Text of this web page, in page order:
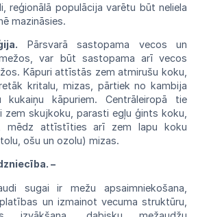
reģionālā populācija varētu būt neliela
mazināsies.
Pārsvarā sastopama vecos un
var būt sastopama arī vecos
Kāpuri attīstās zem atmirušu koku,
kritalu, mizas, pārtieknokambija
kukaiņukāpuriem.Centrāleiropā tie
zem skujkoku, parasti egļu ģints koku,
mēdz attīstītiesarī zemlapu koku
ošu un ozolu) mizas.
–
sugai ir mežuapsaimniekošana,
platības un izmainot vecuma struktūru,